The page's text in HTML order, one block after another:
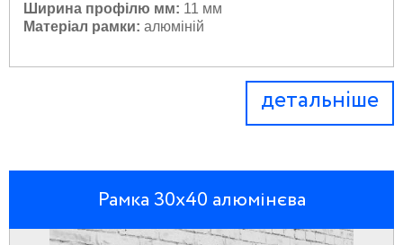
Ширина профілю мм: 11 мм
Матеріал рамки: алюміній
детальніше
Рамка 30х40 алюмінєва